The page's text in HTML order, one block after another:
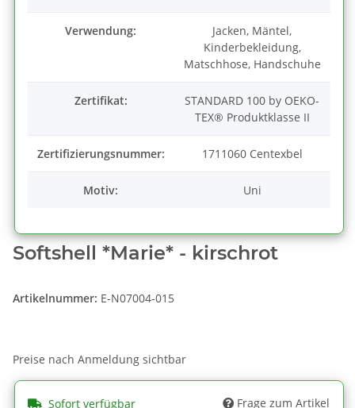
Verwendung:
Jacken, Mäntel,
Kinderbekleidung,
Matschhose, Handschuhe
Zertifikat:
STANDARD 100 by OEKO-
TEX® Produktklasse II
Zertifizierungsnummer: 1711060 Centexbel
Motiv: Uni
Softshell *Marie* - kirschrot
Artikelnummer: E-N07004-015
Preise nach Anmeldung sichtbar
Sofort verfügbar Frage zum Artikel